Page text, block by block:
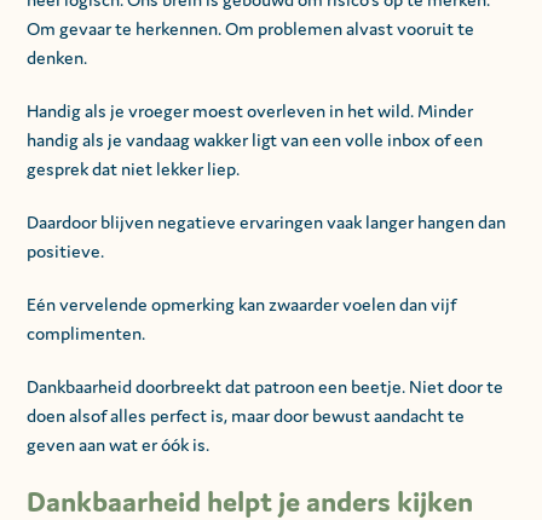
Om gevaar te herkennen. Om problemen alvast vooruit te
denken.
Handig als je vroeger moest overleven in het wild. Minder
handig als je vandaag wakker ligt van een volle inbox of een
gesprek dat niet lekker liep.
Daardoor blijven negatieve ervaringen vaak langer hangen dan
positieve.
Eén vervelende opmerking kan zwaarder voelen dan vijf
complimenten.
Dankbaarheid doorbreekt dat patroon een beetje. Niet door te
doen alsof alles perfect is, maar door bewust aandacht te
geven aan wat er óók is.
Dankbaarheid helpt je anders kijken